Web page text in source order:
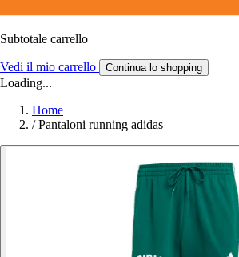
Subtotale carrello
Vedi il mio carrello Continua lo shopping
Loading...
Home
/ Pantaloni running adidas